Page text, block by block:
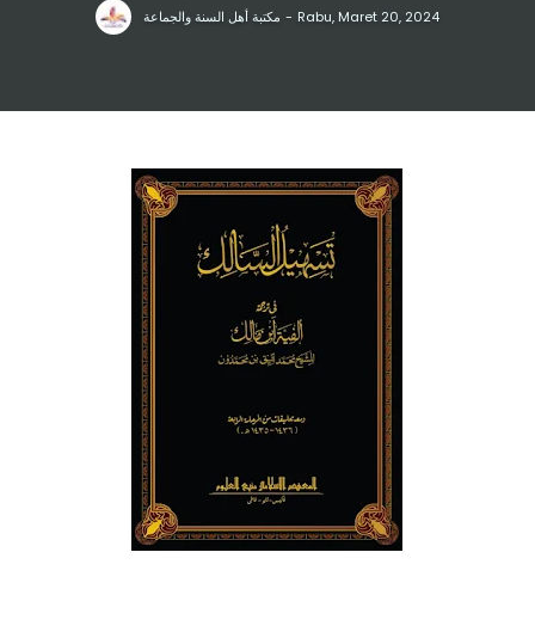
مكتبة أهل السنة والجماعة Rabu, Maret 20, 2024